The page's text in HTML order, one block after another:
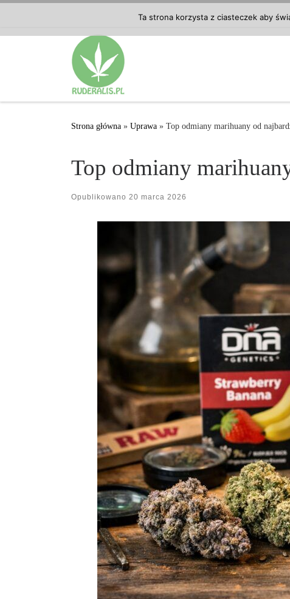
Strona główna » Uprawa » Top odmiany marihuany od
Top odmiany
Opublikowano 20 marca 2026
Ta strona korzysta z ciasteczek aby